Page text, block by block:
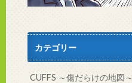
カテゴリー
CUFFS ～傷だらけの地図～